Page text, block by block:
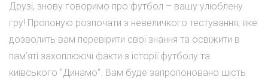
Друзі, знову говоримо про футбол – вашу улюблену
гру! Пропоную розпочати з невеличкого тестування, яке
дозволить вам перевірити свої знання та освіжити в
пам’яті захоплюючі факти з історії футболу та
київського "Динамо". Вам буде запропоновано шість